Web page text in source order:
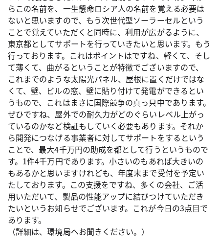
らこの名前を、一生懸命ロシア人の名前を覚える必要は
ないと思いますので、もう次世代型ソーラーセルという
ことで覚えていただくと同時に、利用が広がるように、
東京都としてサポートを行っていきたいと思います。もう
行っております。これはポイントはですね、軽くて、そし
て薄くて、曲がるということが特徴でございますので、
これまでのような太陽光パネル、屋根に置くだけではな
くて、壁、ビルの窓、壁に貼り付けて発電ができるとい
うもので、これはまさに国際競争の真っ只中であります。
ぜひですね、屋外での耐久力がどのぐらいレベル上がっ
ているのかなど検証もしていく必要もあります。それか
ら開発につなげる事業者に対してサポートをするという
ことで、最大4千万円の助成を都として行うというもので
す。1件4千万円であります。小さいのもあれば大きいの
もあるかと思いますけれども、年度末まで受付を予定い
たしております。この支援をですね、多くの会社、ご活
用いただいて、製品の性能アップに結びつけていただき
たいというお知らせでございます。これが今日の3点目で
あります。
（詳細は、環境局へお聞きください。）